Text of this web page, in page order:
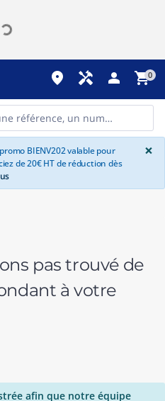
place handyman person shopping_cart0
BIENV202 valable pour
de 20€ HT de réduction dès
×
pas trouvé de
à votre
afin que notre équipe